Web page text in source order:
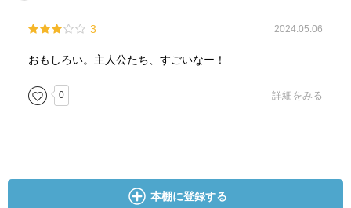
3 2024.05.06
おもしろい。主人公たち、すごいなー！
0 詳細をみる
本棚に登録する